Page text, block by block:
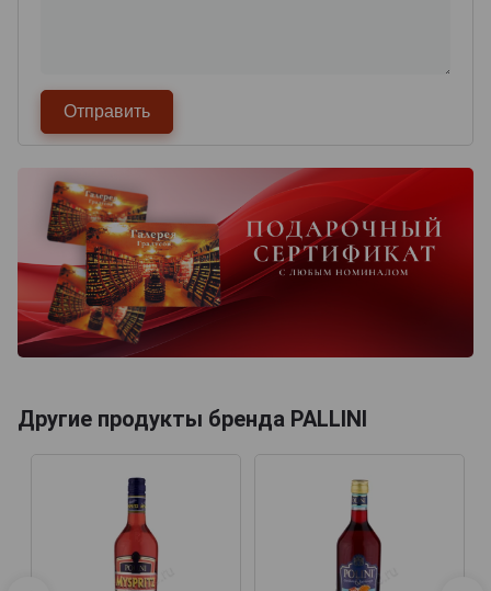
Другие продукты бренда PALLINI